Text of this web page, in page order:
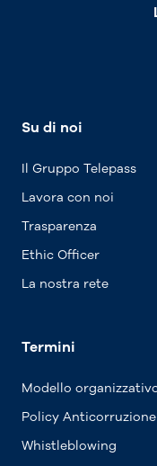
Su di noi
Il Gruppo Telepass
Lavora con noi
Trasparenza
Ethic Officer
La nostra rete
Termini
Modello
Policy Anticorruzione
Whistleblowing